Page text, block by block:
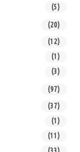
(5)
(20)
(12)
(1)
(3)
(97)
(37)
(1)
(11)